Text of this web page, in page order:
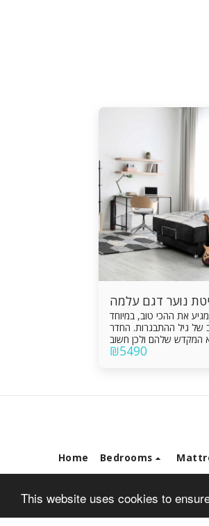
This website uses cookies to
נוער דגם עלמה
את ההכי טוב, במיוחד
גיל ההתבגרות. החדר
המקדש שלהם ולכן חשוב
בו בנוח. מיטת הנוער דגם
₪5490
Home Bedrooms